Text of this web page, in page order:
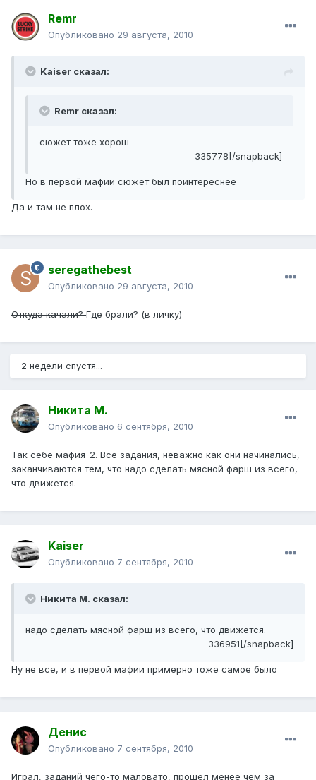
Remr
Опубликовано 29 августа, 2010
Kaiser сказал:
Remr сказал:
сюжет тоже хорош
335778[/snapback]
Но в первой мафии сюжет был поинтереснее
Да и там не плох.
seregathebest
Опубликовано 29 августа, 2010
Откуда качали?Где брали? (в личку)
2 недели спустя...
Никита М.
Опубликовано 6 сентября, 2010
Так себе мафия-2. Все задания, неважно как они начинались,
заканчиваются тем, что надо сделать мясной фарш из всего,
что движется.
Kaiser
Опубликовано 7 сентября, 2010
Никита М. сказал:
надо сделать мясной фарш из всего, что движется.
336951[/snapback]
Ну не все, и в первой мафии примерно тоже самое было
Денис
Опубликовано 7 сентября, 2010
Играл, заданий чего-то маловато, прошел менее чем за